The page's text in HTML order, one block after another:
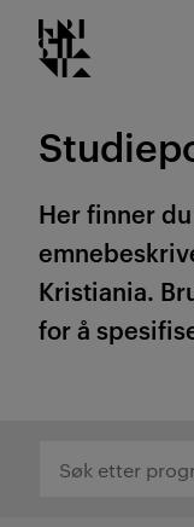
Gå
til
Kristiania logo
Her finner
Kristiania.
for å